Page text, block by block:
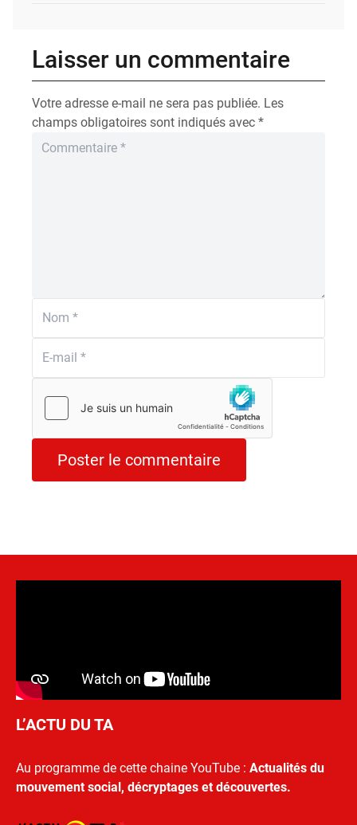
Laisser un commentaire
Votre adresse e-mail ne sera pas publiée. Les
champs obligatoires sont indiqués avec *
L’ACTU DU TA
Au programme de cette chaine YouTube : Actualités du
mouvement social, décryptages et découvertes.